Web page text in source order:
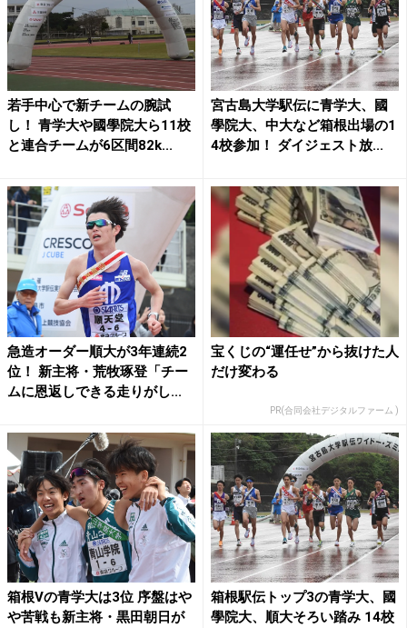
若手中心で新チームの腕試
し！ 青学大や國學院大ら11校
と連合チームが6区間82k...
宮古島大学駅伝に青学大、國
學院大、中大など箱根出場の1
4校参加！ ダイジェスト放...
急造オーダー順大が3年連続2
位！ 新主将・荒牧琢登「チー
ムに恩返しできる走りがし...
宝くじの“運任せ”から抜けた人
だけ変わる
PR(合同会社デジタルファーム )
箱根Vの青学大は3位 序盤はや
や苦戦も新主将・黒田朝日が
箱根駅伝トップ3の青学大、國
學院大、順大そろい踏み 14校